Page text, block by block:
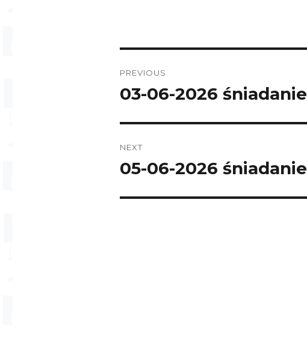
navigation
PREVIOUS
Previous
03-06-2026 śniadanie
NEXT
Next
05-06-2026 śniadanie